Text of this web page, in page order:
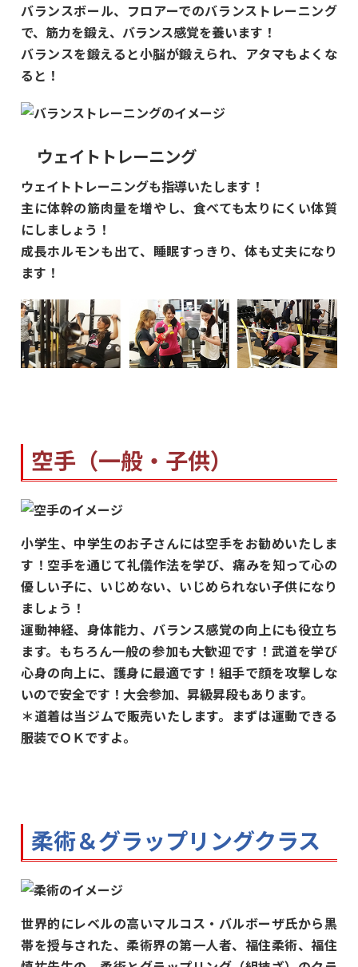
バランスボール、フロアーでのバランストレーニング
で、筋力を鍛え、バランス感覚を養います！
バランスを鍛えると小脳が鍛えられ、アタマもよくな
ると！
ウェイトトレーニング
ウェイトトレーニングも指導いたします！
主に体幹の筋肉量を増やし、食べても太りにくい体質
にしましょう！
成長ホルモンも出て、睡眠すっきり、体も丈夫になり
ます！
空手（一般・子供）
小学生、中学生のお子さんには空手をお勧めいたしま
す！空手を通じて礼儀作法を学び、痛みを知って心の
優しい子に、いじめない、いじめられない子供になり
ましょう！
運動神経、身体能力、バランス感覚の向上にも役立ち
ます。もちろん一般の参加も大歓迎です！武道を学び
心身の向上に、護身に最適です！組手で顔を攻撃しな
いので安全です！大会参加、昇級昇段もあります。
＊道着は当ジムで販売いたします。まずは運動できる
服装でＯＫですよ。
柔術＆グラップリングクラス
世界的にレベルの高いマルコス・バルボーザ氏から黒
帯を授与された、柔術界の第一人者、福住柔術、福住